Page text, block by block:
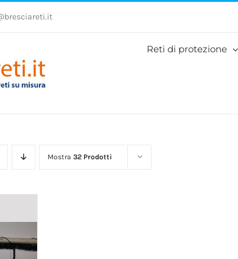
Reti di protezione
Mostra 32 Prodotti